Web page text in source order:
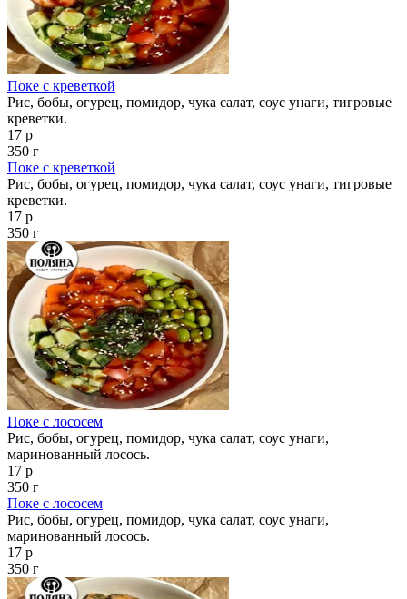
Поке с креветкой
Рис, бобы, огурец, помидор, чука салат, соус унаги, тигровые
креветки.
17 р
350 г
Поке с креветкой
Рис, бобы, огурец, помидор, чука салат, соус унаги, тигровые
креветки.
17 р
350 г
Поке с лососем
Рис, бобы, огурец, помидор, чука салат, соус унаги,
маринованный лосось.
17 р
350 г
Поке с лососем
Рис, бобы, огурец, помидор, чука салат, соус унаги,
маринованный лосось.
17 р
350 г